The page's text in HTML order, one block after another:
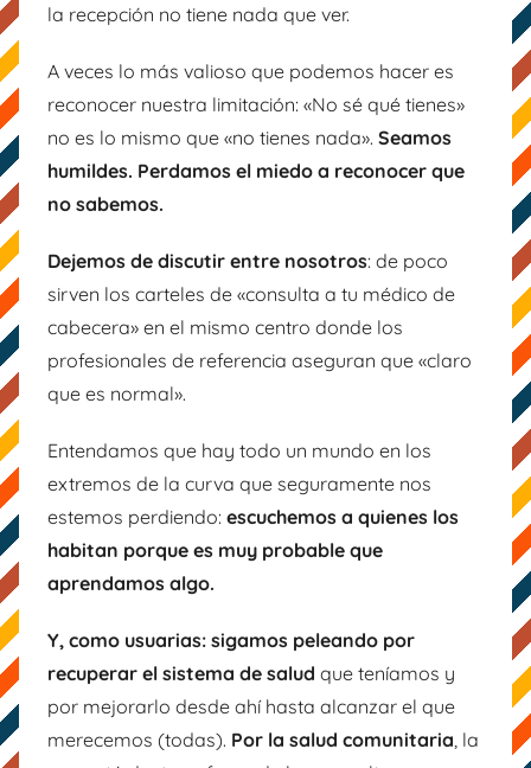
la recepción no tiene nada que ver.
A veces lo más valioso que podemos hacer es
reconocer nuestra limitación: «No sé qué tienes»
no es lo mismo que «no tienes nada». Seamos
humildes. Perdamos el miedo a reconocer que
no sabemos.
Dejemos de discutir entre nosotros: de poco
sirven los carteles de «consulta a tu médico de
cabecera» en el mismo centro donde los
profesionales de referencia aseguran que «claro
que es normal».
Entendamos que hay todo un mundo en los
extremos de la curva que seguramente nos
estemos perdiendo: escuchemos a quienes los
habitan porque es muy probable que
aprendamos algo.
Y, como usuarias: sigamos peleando por
recuperar el sistema de salud que teníamos y
por mejorarlo desde ahí hasta alcanzar el que
merecemos (todas). Por la salud comunitaria , la